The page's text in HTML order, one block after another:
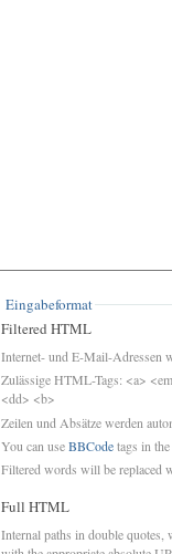
Eingabeformat
Filtered HTML
Internet- und E-Mail-Adressen
Zulässige HTML-Tags: <a>
<dd> <b>
Zeilen und Absätze werden
You can useBBCodetags in
Filtered words will be replaced
Full HTML
Internal paths in double quotes,